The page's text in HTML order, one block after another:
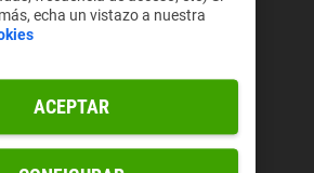
echa un vistazo a nuestra
ACEPTAR